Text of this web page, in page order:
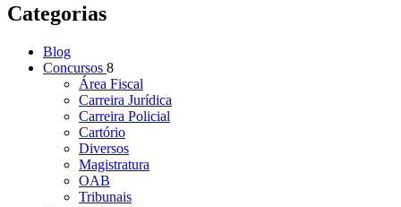
Categorias
Blog
Concursos 8
Área Fiscal
Carreira Jurídica
Carreira Policial
Cartório
Diversos
Magistratura
OAB
Tribunais